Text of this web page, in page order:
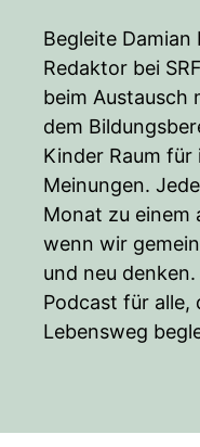
Begleite Damian
Redaktor bei
beim Austausch
dem
Kinder Raum für
Meinungen.
Monat zu einem
wenn wir
und neu
Podcast für alle,
Lebensweg